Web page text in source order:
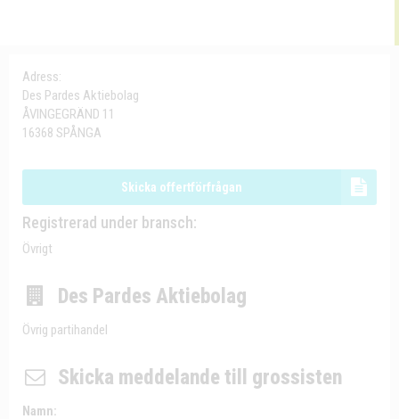
Adress:
Des Pardes Aktiebolag
ÅVINGEGRÄND 11
16368 SPÅNGA
Skicka offertförfrågan
Registrerad under bransch:
Övrigt
Des Pardes Aktiebolag
Övrig partihandel
Skicka meddelande till grossisten
Namn: